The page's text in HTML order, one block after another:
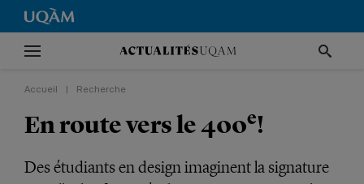
Accueil Recherche
En route vers le 400e!
Des étudiants en design imaginent la signature